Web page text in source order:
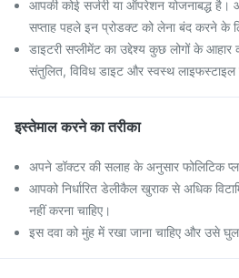
आपकी कोई सर्जरी या ऑपरेशन योजनाबद्ध
सप्ताह पहले इन प्रोडक्ट को लेना बंद करने के
डाइटरी सप्लीमेंट का उद्देश्य कुछ लोगों के
संतुलित, विविध डाइट और स्वस्थ लाइफस्टाइल
इस्तेमाल करने का तरीका
अपने डॉक्टर की सलाह के अनुसार फोलिटिक
आपको निर्धारित डेलीकैल खुराक से अधिक
नहीं करना चाहिए।
इस दवा को मुंह में रखा जाना चाहिए और उसे